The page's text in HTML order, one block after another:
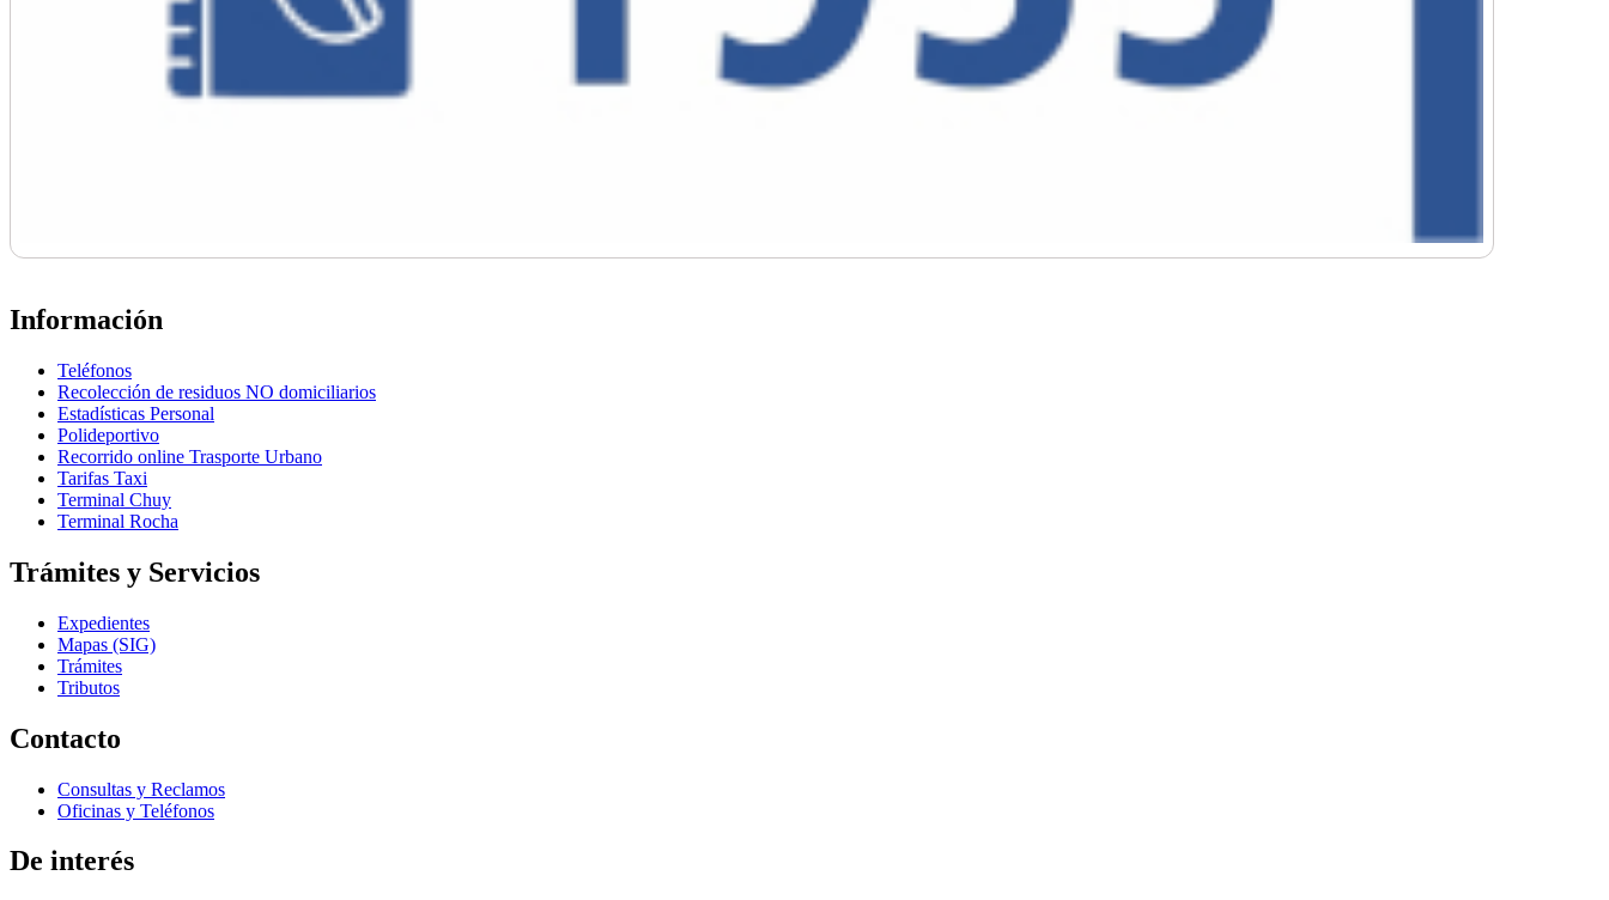
Información
Teléfonos
Recolección de residuos NO domiciliarios
Estadísticas Personal
Polideportivo
Recorrido online Trasporte Urbano
Tarifas Taxi
Terminal Chuy
Terminal Rocha
Trámites y Servicios
Expedientes
Mapas (SIG)
Trámites
Tributos
Contacto
Consultas y Reclamos
Oficinas y Teléfonos
De interés